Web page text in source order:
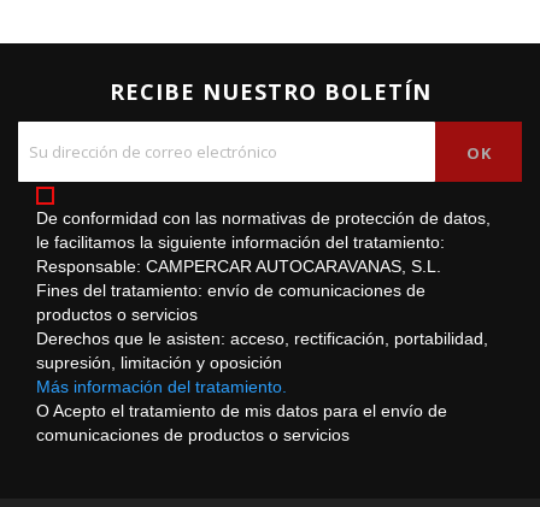
RECIBE NUESTRO BOLETÍN
De conformidad con las normativas de protección de datos,
le facilitamos la siguiente información del tratamiento:
Responsable: CAMPERCAR AUTOCARAVANAS, S.L.
Fines del tratamiento: envío de comunicaciones de
productos o servicios
Derechos que le asisten: acceso, rectificación, portabilidad,
supresión, limitación y oposición
Más información del tratamiento.
O Acepto el tratamiento de mis datos para el envío de
comunicaciones de productos o servicios